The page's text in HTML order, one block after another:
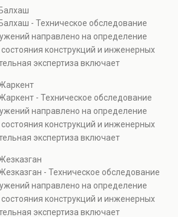
эксплуатационной безопасности.
при покупке недвижимости,
и реконструкции объектов, а
разбирательствах и технических
- Техническое обследование
направлено на определение
конструкций и инженерных
экспертиза включает
эксплуатационной безопасности.
при покупке недвижимости,
и реконструкции объектов, а
разбирательствах и технических
- Техническое обследование
направлено на определение
конструкций и инженерных
экспертиза включает
эксплуатационной безопасности.
при покупке недвижимости,
и реконструкции объектов, а
разбирательствах и технических
- Техническое обследование
направлено на определение
конструкций и инженерных
экспертиза включает